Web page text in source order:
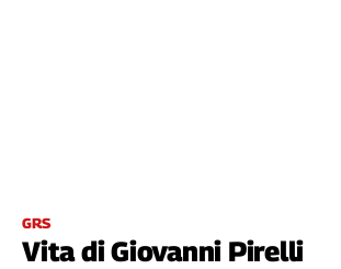
Filcams
GRS
Vita di Giovanni Pirelli